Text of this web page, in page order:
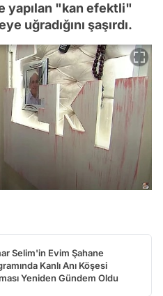
yapılan "kan efektli"
uğradığını şaşırdı.
Selim'in Evim Şahane
Kanlı Anı Köşesi
Yeniden Gündem Oldu